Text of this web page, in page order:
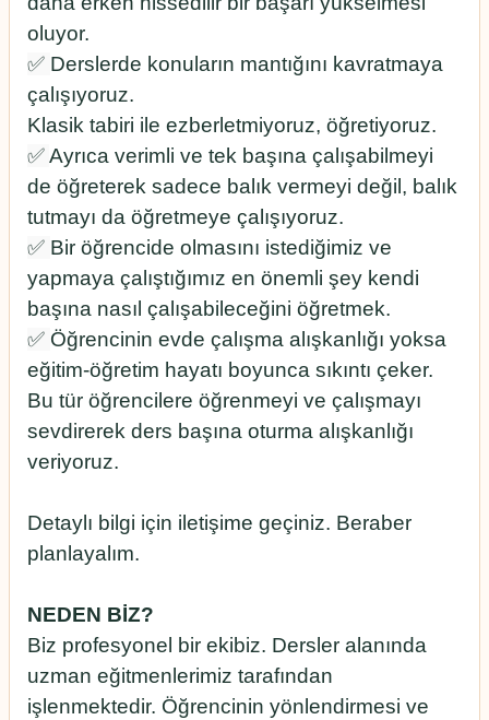
oluyor.
✅ Derslerde konuların mantığını kavratmaya
çalışıyoruz.
Klasik tabiri ile ezberletmiyoruz, öğretiyoruz.
✅Ayrıca verimli ve tek başına çalışabilmeyi
de öğreterek sadece balık vermeyi değil, balık
tutmayı da öğretmeye çalışıyoruz.
✅ Bir öğrencide olmasını istediğimiz ve
yapmaya çalıştığımız en önemli şey kendi
başına nasıl çalışabileceğini öğretmek.
✅ Öğrencinin evde çalışma alışkanlığı yoksa
eğitim-öğretim hayatı boyunca sıkıntı çeker.
Bu tür öğrencilere öğrenmeyi ve çalışmayı
sevdirerek ders başına oturma alışkanlığı
veriyoruz.
Detaylı bilgi için iletişime geçiniz. Beraber
planlayalım.
NEDEN BİZ?
Biz profesyonel bir ekibiz. Dersler alanında
uzman eğitmenlerimiz tarafından
işlenmektedir. Öğrencinin yönlendirmesi ve